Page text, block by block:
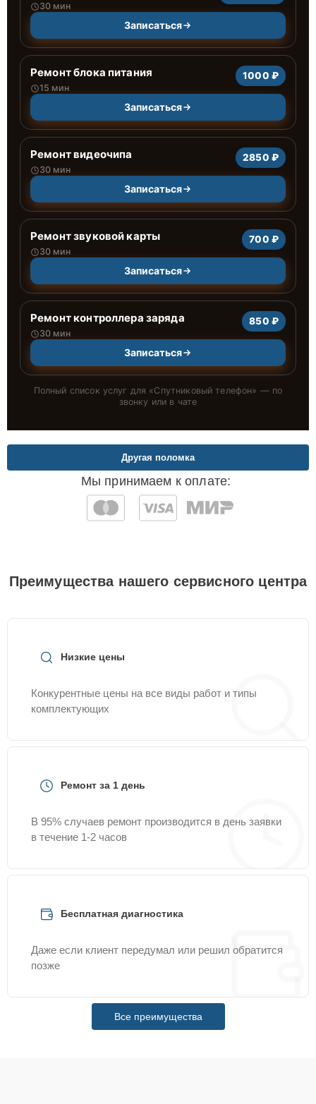
30 мин
Записаться
Ремонт блока питания
15 мин
1000 ₽
Записаться
Ремонт видеочипа
30 мин
2850 ₽
Записаться
Ремонт звуковой карты
30 мин
700 ₽
Записаться
Ремонт контроллера заряда
30 мин
850 ₽
Записаться
Полный список услуг для «Спутниковый телефон» — по
звонку или в чате
Мы принимаем к оплате:
Другая поломка
Преимущества нашего сервисного центра
Низкие цены
Конкурентные цены на все виды работ и типы
комплектующих
Ремонт за 1 день
В 95% случаев ремонт производится в день заявки
в течение 1-2 часов
Бесплатная диагностика
Даже если клиент передумал или решил обратится
позже
Все преимущества